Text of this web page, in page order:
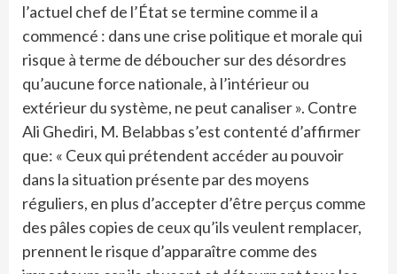
l’actuel chef de l’État se termine comme il a
commencé : dans une crise politique et morale qui
risque à terme de déboucher sur des désordres
qu’aucune force nationale, à l’intérieur ou
extérieur du système, ne peut canaliser ». Contre
Ali Ghediri, M. Belabbas s’est contenté d’affirmer
que: « Ceux qui prétendent accéder au pouvoir
dans la situation présente par des moyens
réguliers, en plus d’accepter d’être perçus comme
des pâles copies de ceux qu’ils veulent remplacer,
prennent le risque d’apparaître comme des